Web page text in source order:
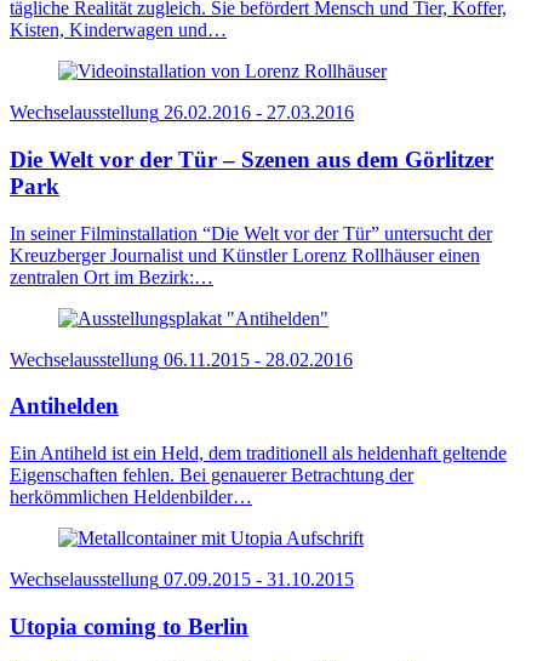
tägliche Realität zugleich. Sie befördert Mensch und Tier, Koffer,
Kisten, Kinderwagen und…
Wechselausstellung 26.02.2016 - 27.03.2016
Die Welt vor der Tür – Szenen aus dem Görlitzer
Park
In seiner Filminstallation “Die Welt vor der Tür” untersucht der
Kreuzberger Journalist und Künstler Lorenz Rollhäuser einen
zentralen Ort im Bezirk:…
Wechselausstellung 06.11.2015 - 28.02.2016
Antihelden
Ein Antiheld ist ein Held, dem traditionell als heldenhaft geltende
Eigenschaften fehlen. Bei genauerer Betrachtung der
herkömmlichen Heldenbilder…
Wechselausstellung 07.09.2015 - 31.10.2015
Utopia coming to Berlin